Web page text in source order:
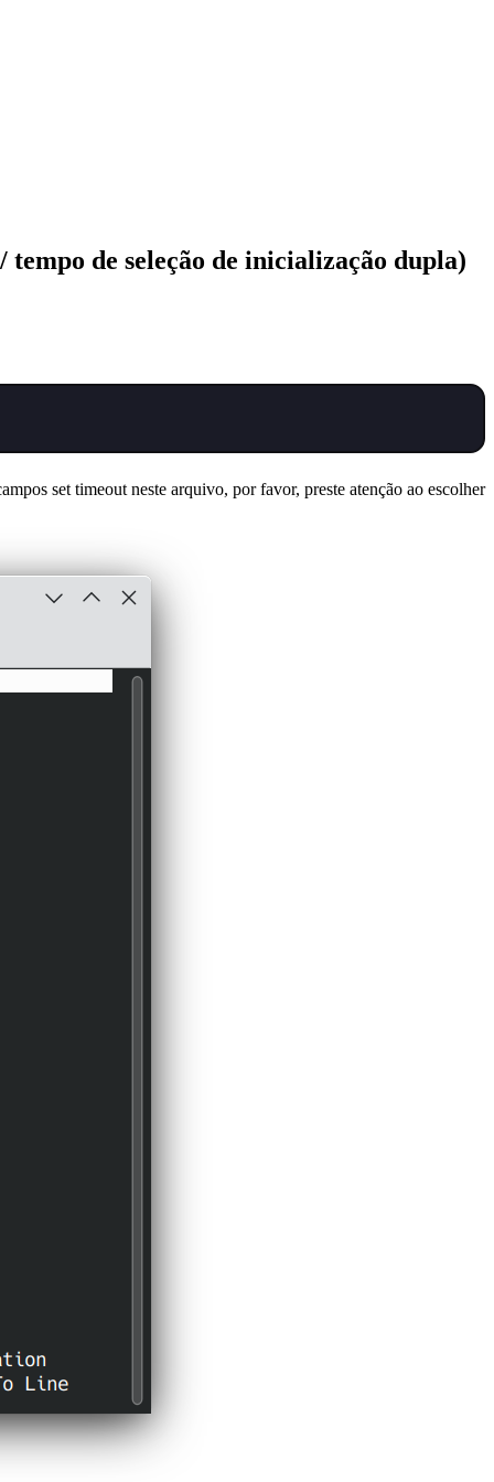
de seleção de inicialização dupla)
set timeout neste arquivo, por favor, preste atenção ao escolher